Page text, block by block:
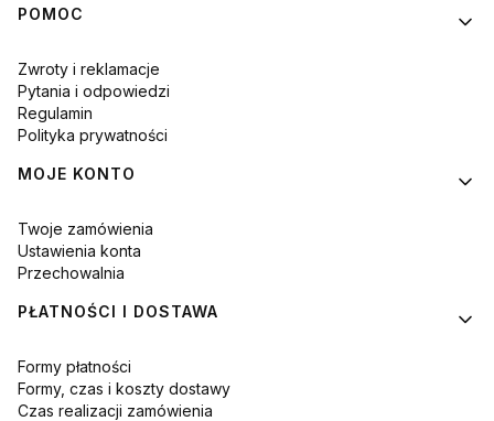
Linki w stopce
POMOC
Zwroty i reklamacje
Pytania i odpowiedzi
Regulamin
Polityka prywatności
MOJE KONTO
Twoje zamówienia
Ustawienia konta
Przechowalnia
PŁATNOŚCI I DOSTAWA
Formy płatności
Formy, czas i koszty dostawy
Czas realizacji zamówienia